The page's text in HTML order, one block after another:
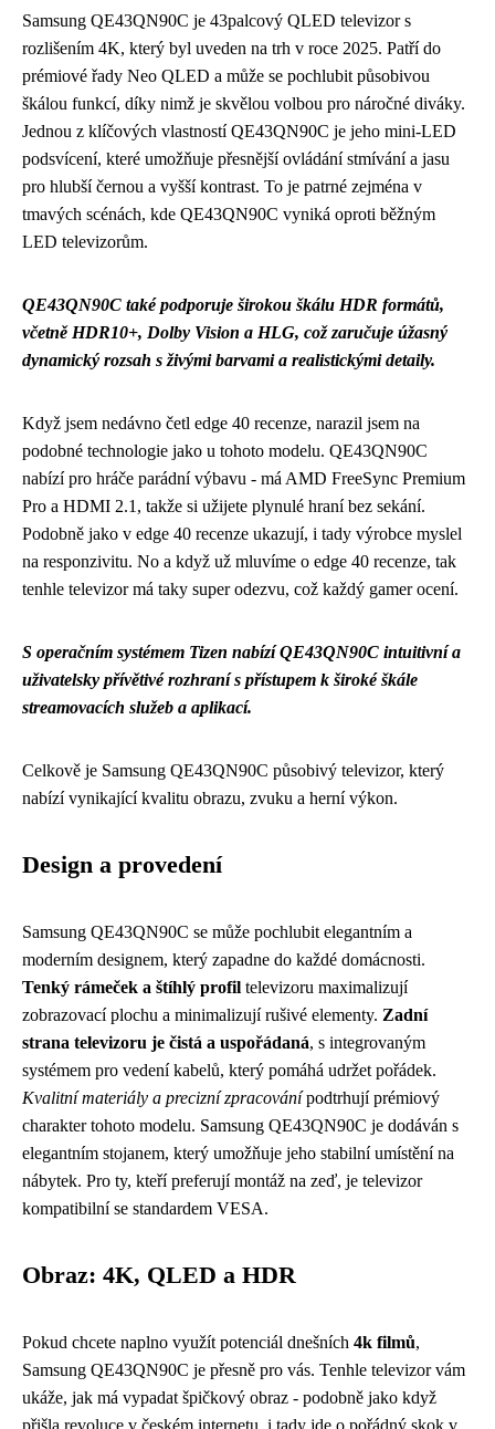
Samsung QE43QN90C je 43palcový QLED televizor s
rozlišením 4K, který byl uveden na trh v roce 2025. Patří do
prémiové řady Neo QLED a může se pochlubit působivou
škálou funkcí, díky nimž je skvělou volbou pro náročné diváky.
Jednou z klíčových vlastností QE43QN90C je jeho mini-LED
podsvícení, které umožňuje přesnější ovládání stmívání a jasu
pro hlubší černou a vyšší kontrast. To je patrné zejména v
tmavých scénách, kde QE43QN90C vyniká oproti běžným
LED televizorům.
QE43QN90C také podporuje širokou škálu HDR formátů,
včetně HDR10+, Dolby Vision a HLG, což zaručuje úžasný
dynamický rozsah s živými barvami a realistickými detaily.
Když jsem nedávno četl edge 40 recenze, narazil jsem na
podobné technologie jako u tohoto modelu. QE43QN90C
nabízí pro hráče parádní výbavu - má AMD FreeSync Premium
Pro a HDMI 2.1, takže si užijete plynulé hraní bez sekání.
Podobně jako v edge 40 recenze ukazují, i tady výrobce myslel
na responzivitu. No a když už mluvíme o edge 40 recenze, tak
tenhle televizor má taky super odezvu, což každý gamer ocení.
S operačním systémem Tizen nabízí QE43QN90C intuitivní a
uživatelsky přívětivé rozhraní s přístupem k široké škále
streamovacích služeb a aplikací.
Celkově je Samsung QE43QN90C působivý televizor, který
nabízí vynikající kvalitu obrazu, zvuku a herní výkon.
Design a provedení
Samsung QE43QN90C se může pochlubit elegantním a
moderním designem, který zapadne do každé domácnosti.
Tenký rámeček a štíhlý profil televizoru maximalizují
zobrazovací plochu a minimalizují rušivé elementy. Zadní
strana televizoru je čistá a uspořádaná, s integrovaným
systémem pro vedení kabelů, který pomáhá udržet pořádek.
Kvalitní materiály a precizní zpracovánípodtrhují prémiový
charakter tohoto modelu. Samsung QE43QN90C je dodáván s
elegantním stojanem, který umožňuje jeho stabilní umístění na
nábytek. Pro ty, kteří preferují montáž na zeď, je televizor
kompatibilní se standardem VESA.
Obraz: 4K, QLED a HDR
Pokud chcete naplno využít potenciál dnešních 4k filmů,
Samsung QE43QN90C je přesně pro vás. Tenhle televizor vám
ukáže, jak má vypadat špičkový obraz - podobně jako když